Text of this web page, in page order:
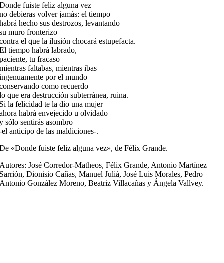
Donde fuiste feliz alguna vez
no debieras volver jamás: el tiempo
habrá hecho sus destrozos, levantando
su muro fronterizo
contra el que la ilusión chocará estupefacta.
El tiempo habrá labrado,
paciente, tu fracaso
mientras faltabas, mientras ibas
ingenuamente por el mundo
conservando como recuerdo
lo que era destrucción subterránea, ruina.
Si la felicidad te la dio una mujer
ahora habrá envejecido u olvidado
y sólo sentirás asombro
-el anticipo de las maldiciones-.
De «Donde fuiste feliz alguna vez», de Félix Grande.
Autores: José Corredor-Matheos, Félix Grande, Antonio Martínez
Sarrión, Dionisio Cañas, Manuel Juliá, José Luis Morales, Pedro
Antonio González Moreno, Beatriz Villacañas y Ángela Vallvey.